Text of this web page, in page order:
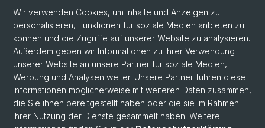
Social Media
LinkedIn
Mastodon
Wir verwenden Cookies, um Inhalte und Anzeigen zu
personalisieren, Funktionen für soziale Medien anbieten zu
können und die Zugriffe auf unserer Website zu analysieren.
Außerdem geben wir Informationen zu Ihrer Verwendung
unserer Website an unsere Partner für soziale Medien,
Werbung und Analysen weiter. Unsere Partner führen diese
Informationen möglicherweise mit weiteren Daten zusammen,
die Sie ihnen bereitgestellt haben oder die sie im Rahmen
Ihrer Nutzung der Dienste gesammelt haben. Weitere